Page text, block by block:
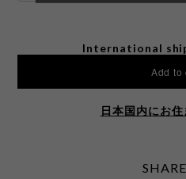
International
Add to
日本国内にお